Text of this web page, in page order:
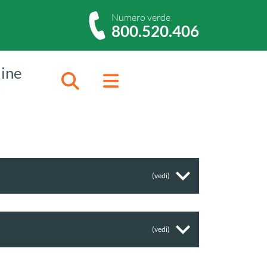
Numero verde
800.520.406
CercaMenu
(vedi)
(vedi)